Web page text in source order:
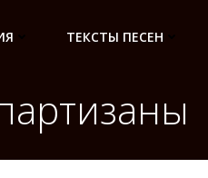
ТЕКСТЫ ПЕСЕН